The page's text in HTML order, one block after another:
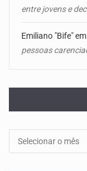
entre jovens e
Emiliano "Bife"em
pessoas